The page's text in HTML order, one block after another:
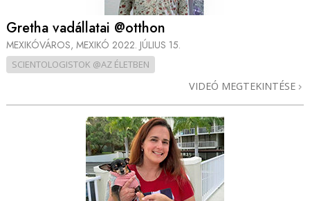
Gretha vadállatai @otthon
MEXIKÓVÁROS, MEXIKÓ 2022. JÚLIUS 15.
SCIENTOLOGISTOK @AZ ÉLETBEN
VIDEÓ MEGTEKINTÉSE